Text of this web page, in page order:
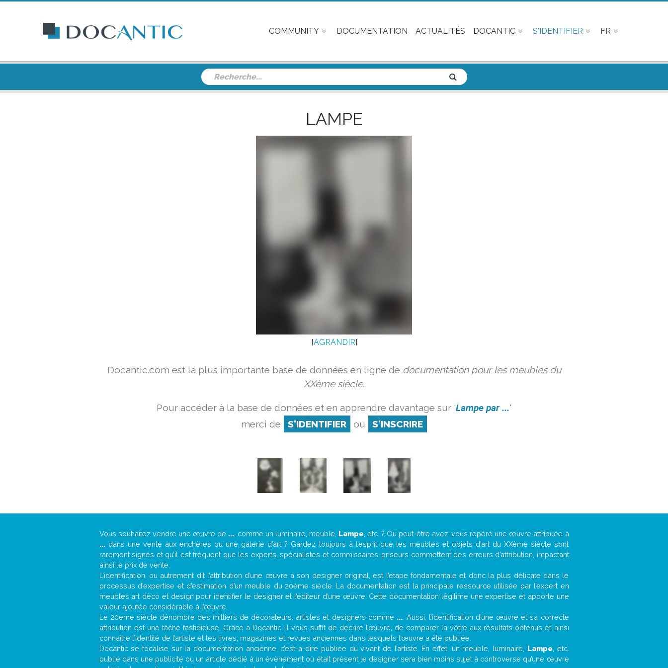
COMMUNITY DOCUMENTATION ACTUALITÉS DOCANTIC S'IDENTIFIER FR
LAMPE
[AGRANDIR]
Docantic.com est la plus importante base de données en ligne de documentation pour les meubles du
XXème siècle.
Pour accéder à la base de données et en apprendre davantage sur 'Lampe par ...'
merci de
S'IDENTIFIER ou S'INSCRIRE
Vous souhaitez vendre une œuvre de ..., comme un luminaire, meuble, Lampe , etc. ? Ou peut-être avez-vous repéré une œuvre attribuée à
...dans une vente aux enchères ou une galerie d’art ? Gardez toujours à l’esprit que les meubles et objets d’art du XXème siècle sont
rarement signés et qu’il est fréquent que les experts, spécialistes et commissaires-priseurs commettent des erreurs d’attribution, impactant
ainsi le prix de vente.
L’identification, ou autrement dit l’attribution d’une œuvre à son designer original, est l’étape fondamentale et donc la plus délicate dans le
processus d’expertise et d’estimation d’un meuble du 20ème siècle. La documentation est la principale ressource utilisée par l’expert en
meubles art déco et design pour identifier le designer et l’éditeur d’une œuvre. Cette documentation légitime une expertise et apporte une
valeur ajoutée considérable à l’œuvre.
Le 20eme siècle dénombre des milliers de décorateurs, artistes et designers comme .... Aussi, l’identification d’une œuvre et sa correcte
attribution est une tâche fastidieuse. Grâce à Docantic, il vous suffit de décrire l’œuvre, de comparer la vôtre aux résultats obtenus et ainsi
connaître l’identité de l’artiste et les livres, magazines et revues anciennes dans lesquels l’œuvre a été publiée.
Docantic se focalise sur la documentation ancienne, c’est-à-dire publiée du vivant de l’artiste. En effet, un meuble, luminaire, Lampe , etc.
publié dans une publicité ou un article dédié à un évènement où était présent le designer sera bien moins sujet à controverse qu’une œuvre